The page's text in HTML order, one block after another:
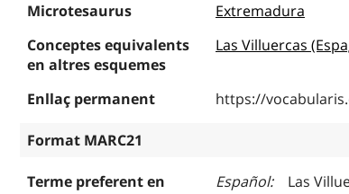
Microtesaurus
Extremadura
Conceptes equivalents
en altres esquemes
Las Villuercas
Enllaç permanent https://
Format MARC21
Terme preferent en
Español Las